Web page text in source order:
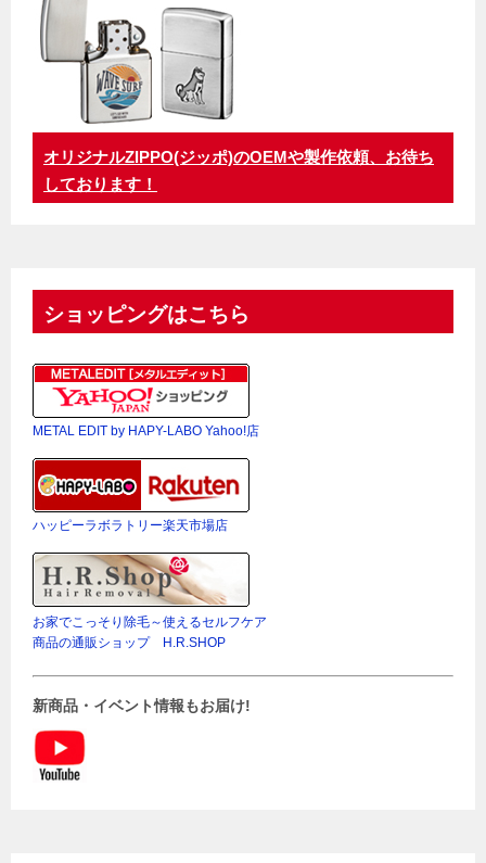
オリジナルZIPPO(ジッポ)のOEMや製作依頼、お待ち
しております！
ショッピングはこちら
METAL EDIT by HAPY-LABO Yahoo!店
ハッピーラボラトリー楽天市場店
お家でこっそり除毛～使えるセルフケア
商品の通販ショップ H.R.SHOP
新商品・イベント情報もお届け!